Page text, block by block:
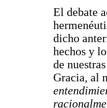
El debate
dicho
hechos y
de
Gracia, al